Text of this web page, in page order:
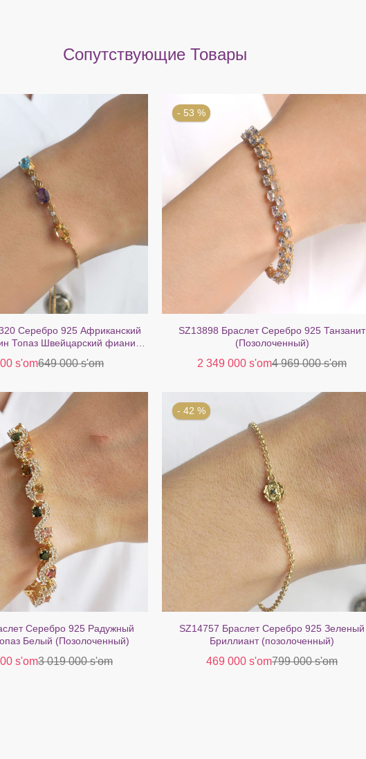
Сопутствующие Товары
Серебро 925 Африканский
Топаз Швейцарский фианит
s'om649 000 s'om
Серебро 925 Радужный
Белый (Позолоченный)
s'om3 019 000 s'om
- 53 %
SZ13898 Браслет Серебро 925 Танзанит
(Позолоченный)
2 349 000 s'om4 969 000 s'om
- 42 %
SZ14757 Браслет Серебро 925 Зеленый
Бриллиант (позолоченный)
469 000 s'om799 000 s'om